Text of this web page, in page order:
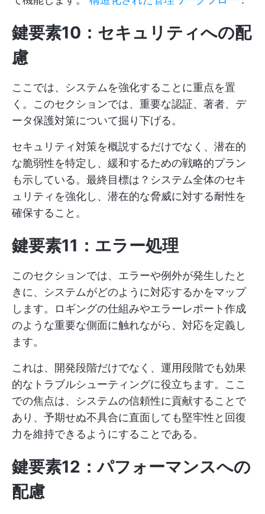
鍵要素10：セキュリティへの配
慮
ここでは、システムを強化することに重点を置
く。このセクションでは、重要な認証、著者、デ
ータ保護対策について掘り下げる。
セキュリティ対策を概説するだけでなく、潜在的
な脆弱性を特定し、緩和するための戦略的プラン
も示している。最終目標は？システム全体のセキ
ュリティを強化し、潜在的な脅威に対する耐性を
確保すること。
鍵要素11：エラー処理
このセクションでは、エラーや例外が発生したと
きに、システムがどのように対応するかをマップ
します。ロギングの仕組みやエラーレポート作成
のような重要な側面に触れながら、対応を定義し
ます。
これは、開発段階だけでなく、運用段階でも効果
的なトラブルシューティングに役立ちます。ここ
での焦点は、システムの信頼性に貢献することで
あり、予期せぬ不具合に直面しても堅牢性と回復
力を維持できるようにすることである。
鍵要素12：パフォーマンスへの
配慮